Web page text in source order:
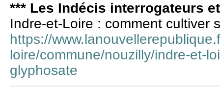
*** Les Indécis interrogateurs
Indre-et-Loire : comment cultiver
https://
loire/commune/nouzilly/indre-et-
glyphosate